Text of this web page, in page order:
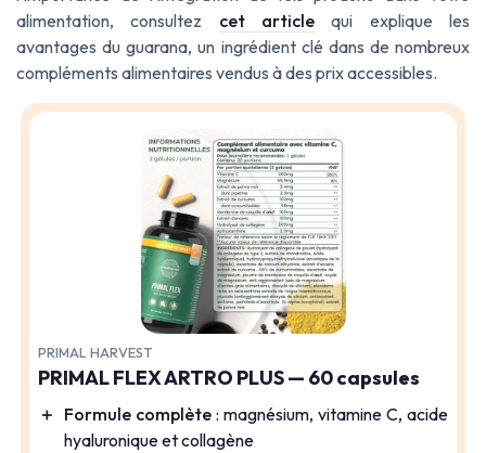
alimentation, consultez cet article qui explique les
avantages du guarana, un ingrédient clé dans de nombreux
compléments alimentaires vendus à des prix accessibles.
PRIMAL HARVEST
PRIMAL FLEX ARTRO PLUS — 60 capsules
＋ Formule complète : magnésium, vitamine C, acide
hyaluronique et collagène